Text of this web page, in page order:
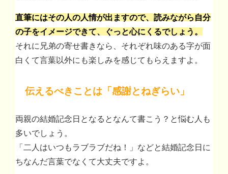
直筆にはその人の人情が出ますので、読みながら自分
の子をイメージできて、ぐっと心にくるでしょう。
それに兄弟の寄せ書きなら、それぞれ味のある字が面
白くて言葉以外にも楽しみを感じてもらえますよ。
伝えるべきことは「感謝とねぎらい」
両親の結婚記念日となるとなんて書こう？と悩む人も
多いでしょう。
「二人はいつもラブラブだね！」などと結婚記念日に
ちなんだ言葉でなくて大丈夫ですよ。